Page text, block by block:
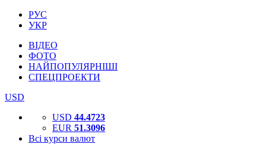
РУС
УКР
ВІДЕО
ФОТО
НАЙПОПУЛЯРНІШІ
СПЕЦПРОЕКТИ
USD
USD 44.4723
EUR 51.3096
Всі курси валют